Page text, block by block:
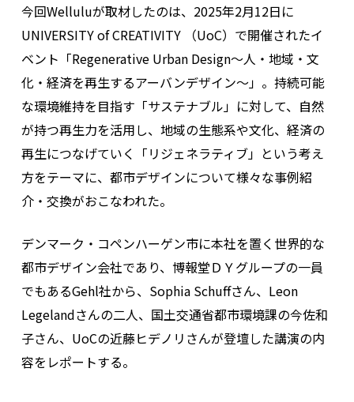
今回Welluluが取材したのは、2025年2月12日に
UNIVERSITY of CREATIVITY （UoC）で開催されたイ
ベント「Regenerative Urban Design～人・地域・文
化・経済を再生するアーバンデザイン～」。持続可能
な環境維持を目指す「サステナブル」に対して、自然
が持つ再生力を活用し、地域の生態系や文化、経済の
再生につなげていく「リジェネラティブ」という考え
方をテーマに、都市デザインについて様々な事例紹
介・交換がおこなわれた。
デンマーク・コペンハーゲン市に本社を置く世界的な
都市デザイン会社であり、博報堂ＤＹグループの一員
でもあるGehl社から、Sophia Schuffさん、Leon
Legelandさんの二人、国土交通省都市環境課の今佐和
子さん、UoCの近藤ヒデノリさんが登壇した講演の内
容をレポートする。